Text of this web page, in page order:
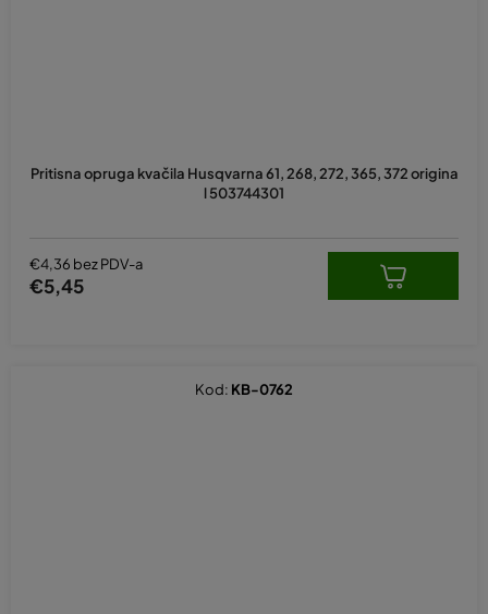
Pritisna opruga kvačila Husqvarna 61, 268, 272, 365, 372 origina
l 503744301
€4,36 bez PDV-a
€5,45
Kod: KB-0762